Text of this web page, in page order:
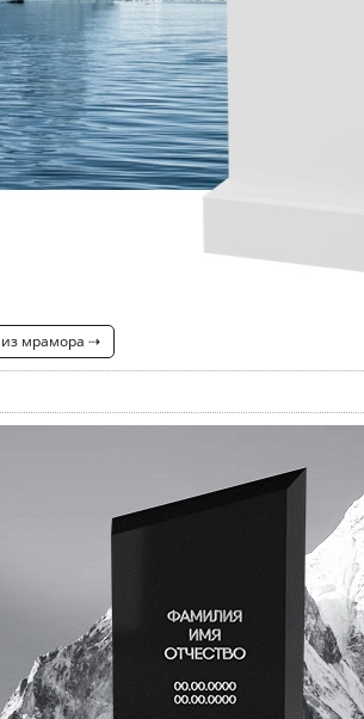
мрамора ⇢